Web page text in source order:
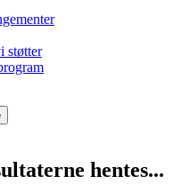
støtter
hentes...